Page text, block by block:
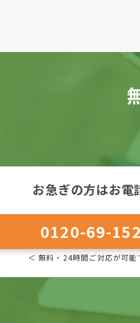
お急ぎの方はお電
0120-69-
＜ 無料・24時間ご対応が可能